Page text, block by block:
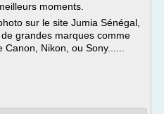
moments.
sur le site Jumia Sénégal,
grandes marques comme
Nikon, ou Sony......